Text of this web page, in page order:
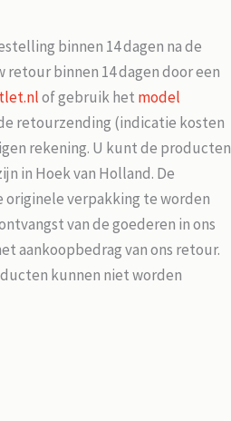
binnen 14 dagen na de
binnen 14 dagen door een
of gebruik het model
retourzending (indicatie kosten
rekening. U kunt de producten
in Hoek van Holland. De
verpakking te worden
van de goederen in ons
aankoopbedrag van ons retour.
kunnen niet worden